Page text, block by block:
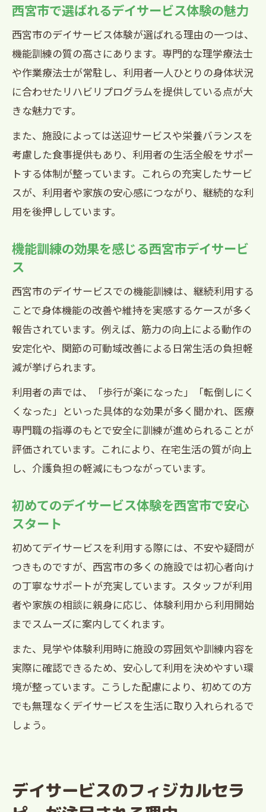
デイサービスの費用比較と選び方ポイン
ト
西宮市デイサービス利用時の賢い予算計
画術
デイサービス月額費用のチェックポイン
ト紹介
西宮市で迷わないデイサービス選びのコ
ツ
フィジカルセラピー中心の通所で叶える在宅
支援
現
在宅生活の質を高める西宮市デイサービ
ス活用術
西宮市のデイサービスが支える在宅ケア
の魅力
デイサービス通所で目指す在宅支援の実
西宮市デイサービス利用前に知りたい費用と
内容
西宮市デイサービス利用前の費用確認ポ
デイサービスの利用内容と費用の基礎知
識
西宮市でデイサービスを選ぶ前に知るべ
きこと
デイサービス利用前に押さえたい費用の
目安
西宮市デイサービスのサービス範囲と料
金説明
西宮市で選ばれるデイサービス体験の魅力
西宮市のデイサービス体験が選ばれる理由の一つは、
機能訓練の質の高さにあります。専門的な理学療法士
や作業療法士が常駐し、利用者一人ひとりの身体状況
に合わせたリハビリプログラムを提供している点が大
きな魅力です。
また、施設によっては送迎サービスや栄養バランスを
考慮した食事提供もあり、利用者の生活全般をサポー
トする体制が整っています。これらの充実したサービ
スが、利用者や家族の安心感につながり、継続的な利
用を後押ししています。
機能訓練の効果を感じる西宮市デイサービ
ス
西宮市のデイサービスでの機能訓練は、継続利用する
ことで身体機能の改善や維持を実感するケースが多く
報告されています。例えば、筋力の向上による動作の
安定化や、関節の可動域改善による日常生活の負担軽
減が挙げられます。
利用者の声では、「歩行が楽になった」「転倒しにく
くなった」といった具体的な効果が多く聞かれ、医療
専門職の指導のもとで安全に訓練が進められることが
評価されています。これにより、在宅生活の質が向上
し、介護負担の軽減にもつながっています。
初めてのデイサービス体験を西宮市で安心
スタート
初めてデイサービスを利用する際には、不安や疑問が
つきものですが、西宮市の多くの施設では初心者向け
の丁寧なサポートが充実しています。スタッフが利用
者や家族の相談に親身に応じ、体験利用から利用開始
までスムーズに案内してくれます。
また、見学や体験利用時に施設の雰囲気や訓練内容を
実際に確認できるため、安心して利用を決めやすい環
境が整っています。こうした配慮により、初めての方
でも無理なくデイサービスを生活に取り入れられるで
しょう。
デイサービスのフィジカルセラ